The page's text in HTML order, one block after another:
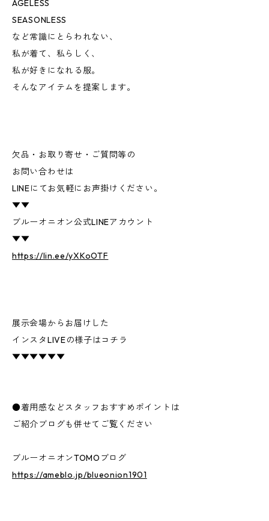
AGELESS
SEASONLESS
など常識にとらわれない、
私が着て、私らしく、
私が好きになれる服。
そんなアイテムを提案します。
欠品・お取り寄せ・ご質問等の
お問い合わせは
LINEにてお気軽にお声掛けください。
▼▼
ブルーオニオン公式LINEアカウント
▼▼
https://lin.ee/yXKoOTF
展示会場からお届けした
インスタLIVEの様子はコチラ
▼▼▼▼▼▼
●着用感などスタッフおすすめポイントは
ご紹介ブログも併せてご覧ください
ブルーオニオンTOMOブログ
https://ameblo.jp/blueonion1901